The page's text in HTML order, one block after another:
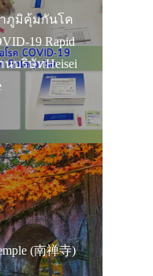
ภูมิคุ้มกันโค
19 Rapid
นบริษัทHeisei
(南禅寺)